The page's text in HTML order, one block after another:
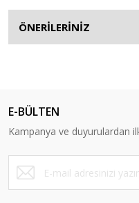
ÖNERİLERİNİZ
E-BÜLTEN
Kampanya ve duyurulardan